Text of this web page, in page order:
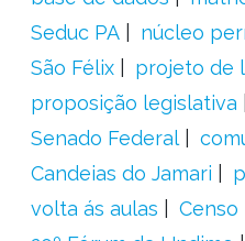
Seduc PA
núcleo
São Félix
projeto de
proposição legislativa
Senado Federal
Candeias do Jamari
volta ás aulas
Censo